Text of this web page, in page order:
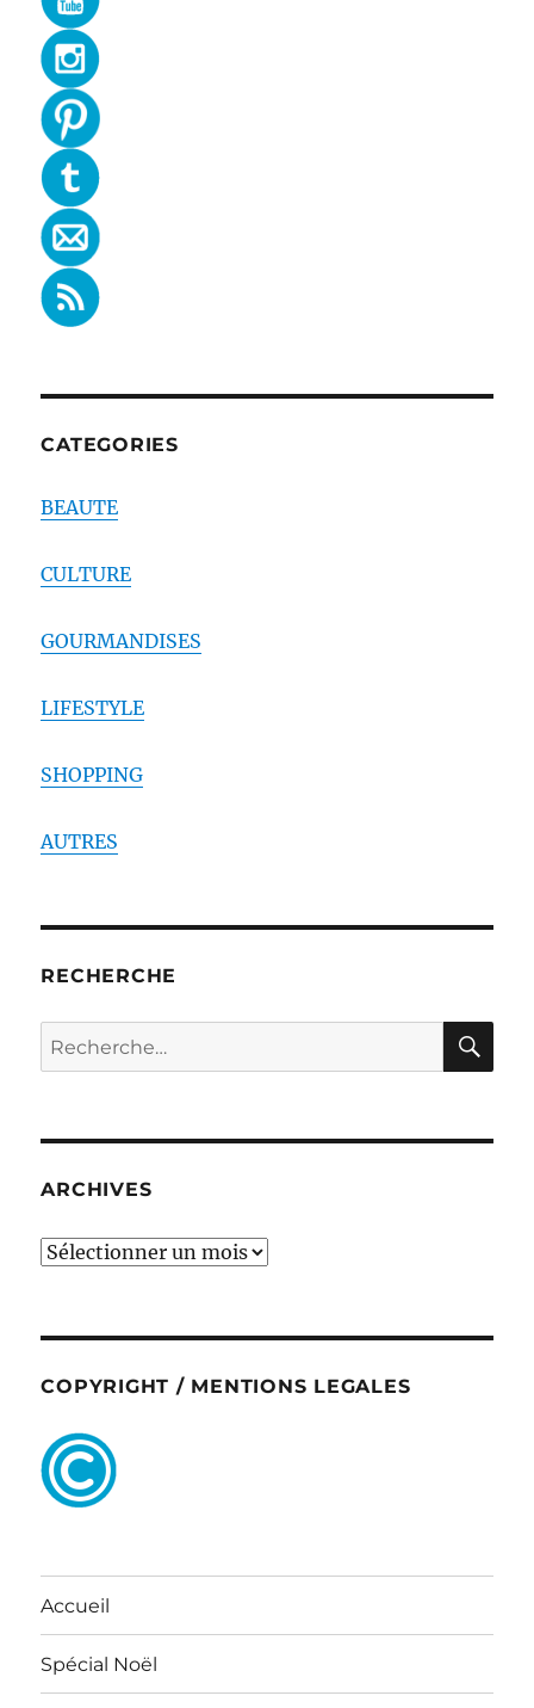
CATEGORIES
BEAUTE
CULTURE
GOURMANDISES
LIFESTYLE
SHOPPING
AUTRES
RECHERCHE
Recherche
pour :
ARCHIVES
ARCHIVES
COPYRIGHT / MENTIONS LEGALES
Accueil
Spécial Noël